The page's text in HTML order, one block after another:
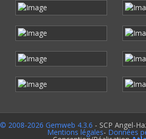
© 2008-2026 Gemweb 4.3.6 - SCP Angel-
Mentions légales- Données